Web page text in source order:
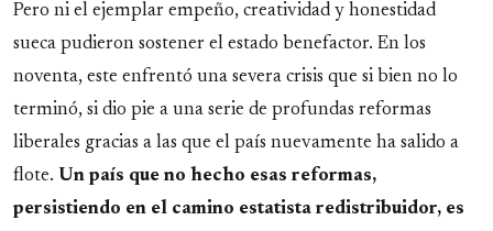
Pero ni el ejemplar empeño, creatividad y honestidad
sueca pudieron sostener el estado benefactor. En los
noventa, este enfrentó una severa crisis que si bien no lo
terminó, si dio pie a una serie de profundas reformas
liberales gracias a las que el país nuevamente ha salido a
flote. Un país que no hecho esas reformas,
persistiendo en el camino estatista redistribuidor, es